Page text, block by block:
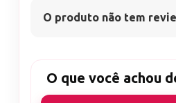
O produto não tem
O que você achou